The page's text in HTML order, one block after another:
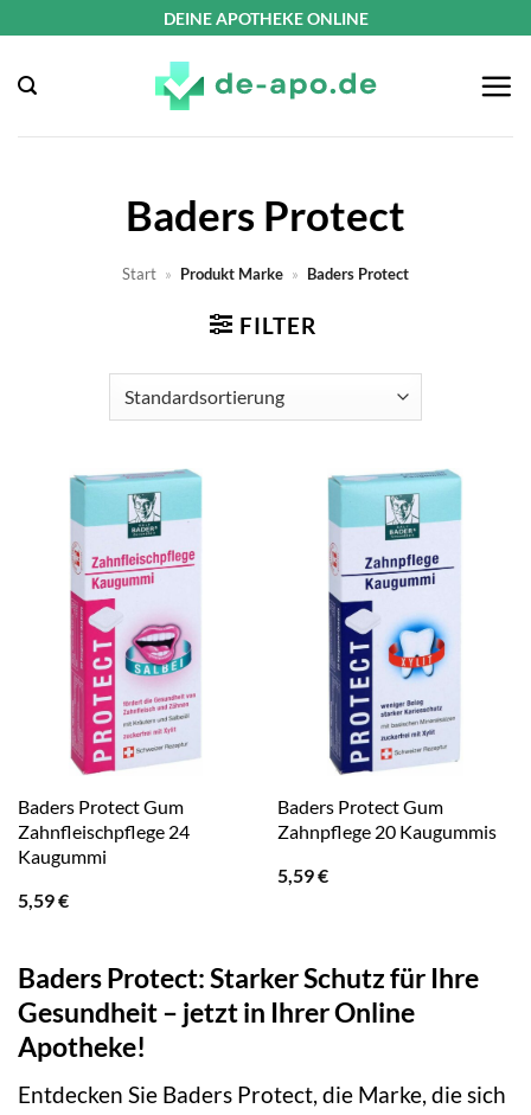
springen
DEINE APOTHEKE ONLINE
Baders Protect
Start » Produkt Marke » Baders Protect
FILTER
Baders Protect Gum
Zahnfleischpflege 24
Kaugummi
5,59€
Baders Protect Gum
Zahnpflege 20 Kaugummis
5,59€
Baders Protect: Starker Schutz für Ihre
Gesundheit – jetzt in Ihrer Online
Apotheke!
Entdecken Sie Baders Protect, die Marke, die sich